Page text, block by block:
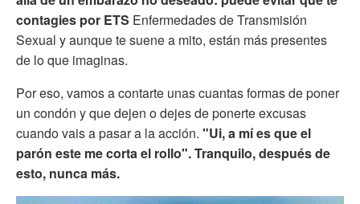
contagies por ETS Enfermedades de Transmisión
Sexual y aunque te suene a mito, están más presentes
de lo que imaginas.
Por eso, vamos a contarte unas cuantas formas de poner
un condón y que dejen o dejes de ponerte excusas
cuando vais a pasar a la acción. "Ui, a mí es que el
parón este me corta el rollo". Tranquilo, después de
esto, nunca más.